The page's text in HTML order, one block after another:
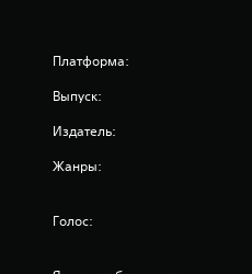
Платформа:
Выпуск:
Издатель:
Жанры:
Голос: